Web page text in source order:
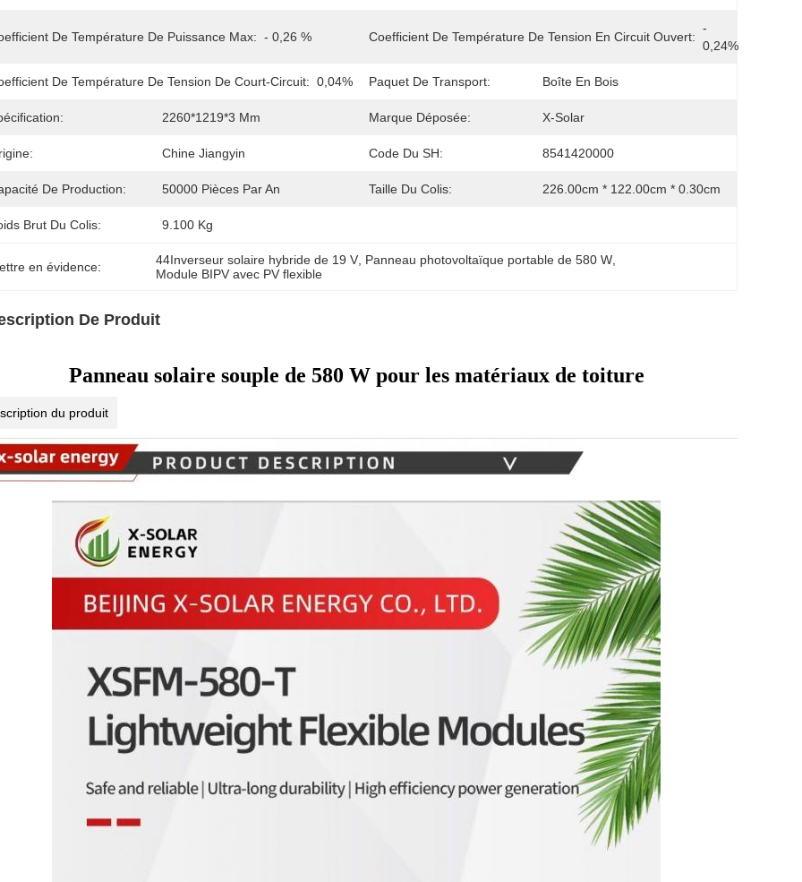
De Température De Puissance Max: - 0,26 % Coefficient De Température De Tension En Circuit Ouvert:
-
0,24%
De Température De Tension De Court-Circuit: 0,04% Paquet De Transport: Boîte En Bois
2260*1219*3 Mm Marque Déposée: X-Solar
Chine Jiangyin Code Du SH: 8541420000
De Production: 50000 Pièces Par An Taille Du Colis: 226.00cm * 122.00cm * 0.30cm
Brut Du Colis: 9.100 Kg
en évidence: 44Inverseur solaire hybride de 19 V Panneau photovoltaïque portable de 580 W
Module BIPV avec PV flexible
De Produit
Panneau solaire souple de 580 W pour les matériaux de toiture
du produit